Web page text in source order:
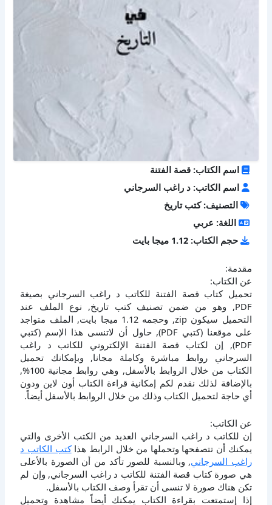
اسم الكتاب: قصة الفتنة
اسم الكاتب: د راغب السرجاني
التصنيف: كتب تاريخ
اللغة: عربي
حجم الكتاب: 1.12 ميجا بايت
مقدمة:
عن الكتاب:
تحميل كتاب قصة الفتنة للكاتب د راغب السرجاني بصيغة
PDF, وهو من ضمن تصنيف كتب تاريخ, نوع الملف عند
التحميل سيكون zip, وحجمه 1.12 ميجا بايت, الملف متواجد
على موقعنا (كتبي PDF), حاول أن لاتنسى هذا الإسم (كتبي
PDF), إن لكتاب قصة الفتنة الإلكتروني للكاتب د راغب
السرجاني روابط مباشرة وكاملة مجانا, وبإمكانك تحميل
الكتاب من خلال الروابط بالأسفل, وهي روابط مجانية 100%,
بالإضافة لذلك نقدم لكم إمكانية قراءة الكتاب أون لاين ودون
أي حاجة لتحميل الكتاب وذلك من خلال الروابط بالأسفل أيضاً.
عن الكاتب:
إن للكاتب د راغب السرجاني العديد من الكتب الأخرى والتي
يمكنك أن تتصفحها وتحملها من خلال الرابط هذاكتب الكاتب د
راغب السرجاني, وبالنسبة للصور تأكد من أن الصورة بالأعلى
هي صورة كتاب قصة الفتنة للكاتب د راغب السرجاني, وإن لم
تكن هناك صورة لا تنسى أن تقرأ وصف الكتاب بالأسفل.
إذا إستمتعت بقراءة الكتاب يمكنك أيضاً مشاهدة وتحميل